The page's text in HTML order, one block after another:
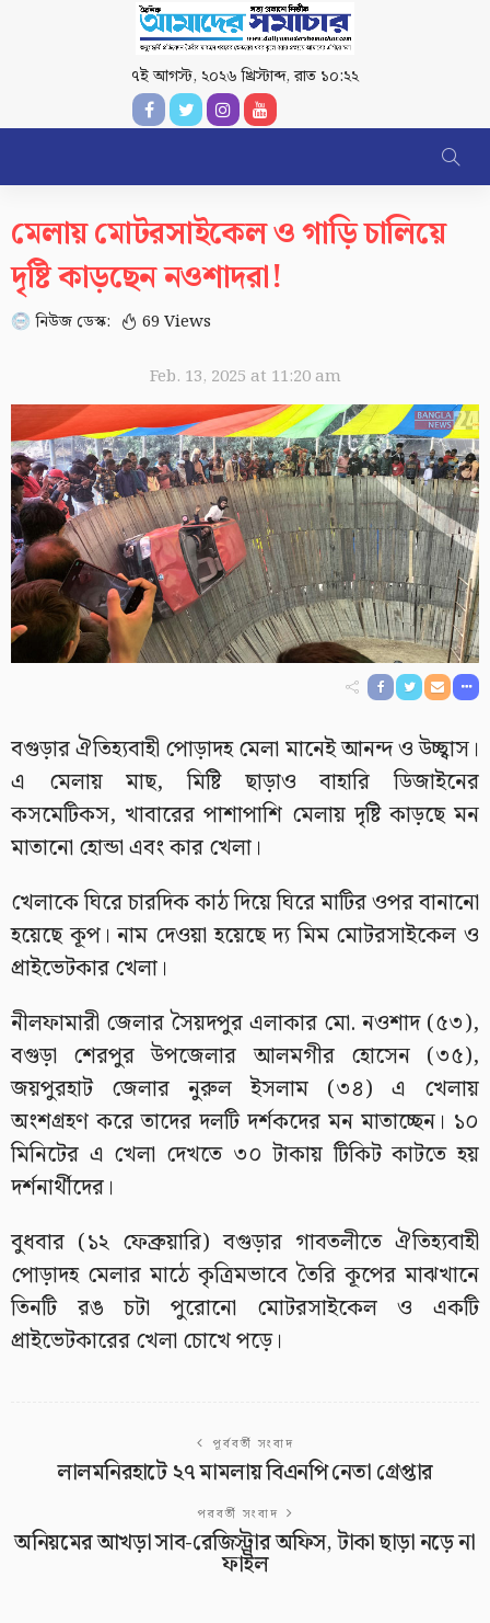
৭ই আগস্ট, ২০২৬ খ্রিস্টাব্দ,রাত ১০:২২
মেলায় মোটরসাইকেল ও গাড়ি চালিয়ে
দৃষ্টি কাড়ছেন নওশাদরা!
নিউজ ডেস্ক: 69 Views
Feb. 13, 2025 at 11:20 am
বগুড়ার ঐতিহ্যবাহী পোড়াদহ মেলা মানেই আনন্দ ও উচ্ছ্বাস।
এ মেলায় মাছ, মিষ্টি ছাড়াও বাহারি ডিজাইনের
কসমেটিকস, খাবারের পাশাপাশি মেলায় দৃষ্টি কাড়ছে মন
মাতানো হোন্ডা এবং কার খেলা।
খেলাকে ঘিরে চারদিক কাঠ দিয়ে ঘিরে মাটির ওপর বানানো
হয়েছে কূপ। নাম দেওয়া হয়েছে দ্য মিম মোটরসাইকেল ও
প্রাইভেটকার খেলা।
নীলফামারী জেলার সৈয়দপুর এলাকার মো. নওশাদ (৫৩),
বগুড়া শেরপুর উপজেলার আলমগীর হোসেন (৩৫),
জয়পুরহাট জেলার নুরুল ইসলাম (৩৪) এ খেলায়
অংশগ্রহণ করে তাদের দলটি দর্শকদের মন মাতাচ্ছেন। ১০
মিনিটের এ খেলা দেখতে ৩০ টাকায় টিকিট কাটতে হয়
দর্শনার্থীদের।
বুধবার (১২ ফেব্রুয়ারি) বগুড়ার গাবতলীতে ঐতিহ্যবাহী
পোড়াদহ মেলার মাঠে কৃত্রিমভাবে তৈরি কূপের মাঝখানে
তিনটি রঙ চটা পুরোনো মোটরসাইকেল ও একটি
প্রাইভেটকারের খেলা চোখে পড়ে।
পূর্ববর্তী সংবাদ
লালমনিরহাটে ২৭ মামলায় বিএনপি নেতা গ্রেপ্তার
পরবর্তী সংবাদ
অনিয়মের আখড়া সাব-রেজিস্ট্রার অফিস, টাকা ছাড়া নড়ে না
ফাইল